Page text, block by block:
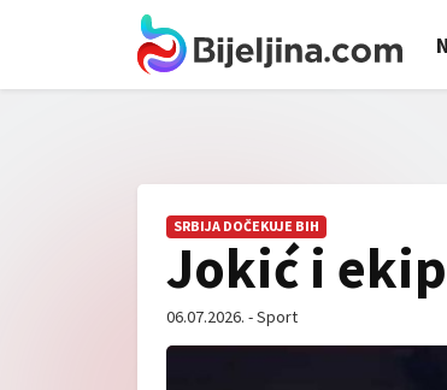
SRBIJA DOČEKUJE BIH
Jokić i
06.07.2026. - Sport